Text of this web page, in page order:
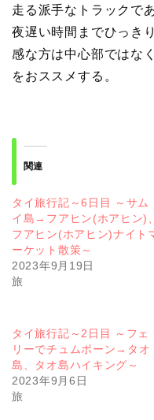
走る派手なトラックで
夜遅い時間までひっき
感な方は中心部ではな
をおススメする。
関連
タイ旅行記～6日目 ～サム
イ島→フアヒン(ホアヒン)、
フアヒン(ホアヒン)ナイト
ーケット散策～
2023年9月19日
旅
タイ旅行記～2日目 ～フェ
リーでチュムポーン→タオ
島、タオ島ハイキング～
2023年9月6日
旅